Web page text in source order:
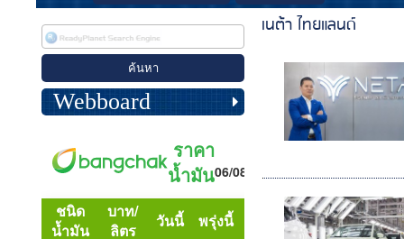
Webboard
เนต้า ไทยแลนด์